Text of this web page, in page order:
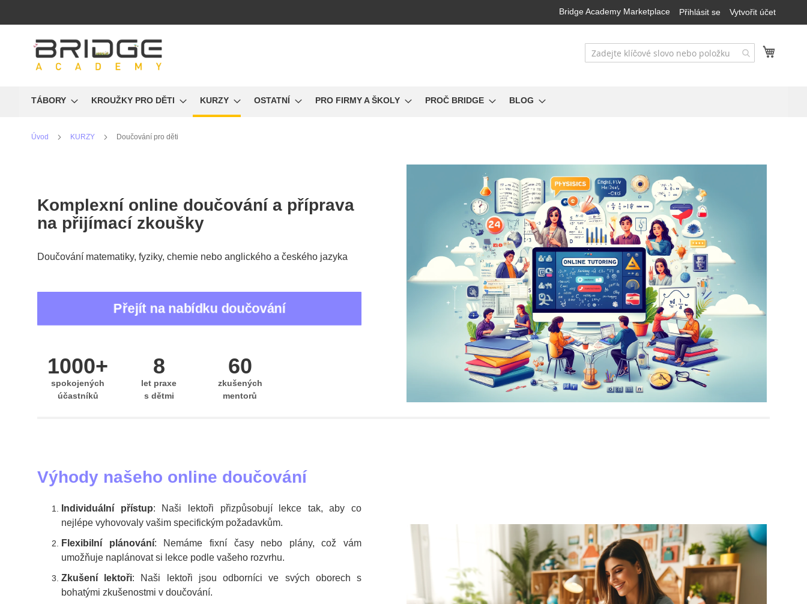
na
Bridge Academy Marketplace Přihlásit se Vytvořit účet
TÁBORY KROUŽKY PRO DĚTI KURZY OSTATNÍ PRO FIRMY A ŠKOLY PROČ BRIDGE BLOG
Úvod KURZY Doučování pro děti
Komplexní online doučování a příprava
na přijímací zkoušky
Doučování pro děti a příprava na přijímací zkoušky
Hledáteindividuální doučování pro dětiv základní nebo střední škole? Bridge Academy nabízí online i osobní doučovánízaměřené na český jazyk, matematiku, angličtinu,
doučování onlineje dostupné pro děti po celé ČR. Rodiče často využívají i možnost opakovacích lekcí nebo dlouhodobé přípravy. Nabízíme flexibilní termíny a rychlé
nebo pomoc při porozumění výkladu ve škole, jsme tu, abychom pomohli dětem získat jistotu ve vzdělávání. Kontaktujte nás a
Doučování matematiky, fyziky, chemie nebo anglického a českého jazyka
Přejít na nabídku doučování
1000+
spokojených
účastníků
8
let praxe
s dětmi
60
zkušených
mentorů
Výhody našeho online doučování
Individuální přístup: Naši lektoři přizpůsobují lekce tak, aby co
nejlépe vyhovovaly vašim specifickým požadavkům.
Flexibilní plánování: Nemáme fixní časy nebo plány, což vám
umožňuje naplánovat si lekce podle vašeho rozvrhu.
Zkušení lektoři: Naši lektoři jsou odborníci ve svých oborech s
bohatými zkušenostmi v doučování.